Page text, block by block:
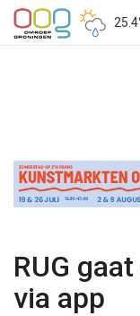
RUG
via app